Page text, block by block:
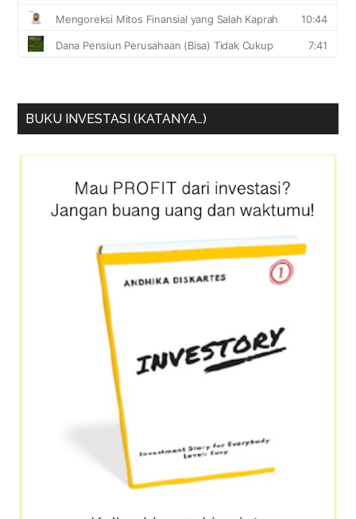
BUKU INVESTASI (KATANYA…)